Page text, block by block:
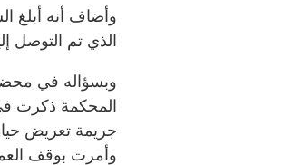
وأضاف أنه أبلغ
الذي تم التوصل
وبسؤاله في محضر
المحكمة ذكرت في
وأمرت بوقف